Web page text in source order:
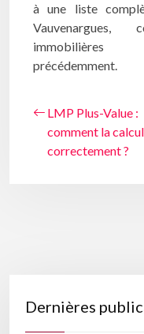
à une liste
Vauvenargues,
immobilières
précédemment.
LMP Plus-Value :
comment la
correctement ?
Dernières